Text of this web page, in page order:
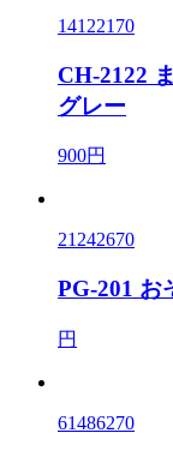
14122170
CH-2122
グレー
900円
21242670
PG-201 お
円
61486270